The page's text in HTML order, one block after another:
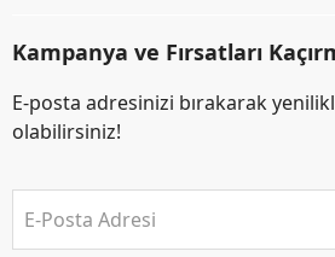
Kampanya ve Fırsatları
E-posta adresinizi bırakarak
olabilirsiniz!
E-Posta Adresi